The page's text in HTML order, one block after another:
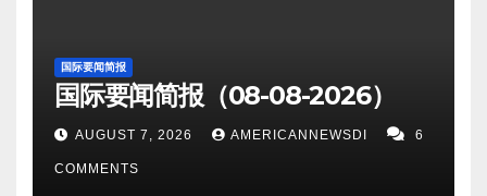
作战空中示范机”的计划，这对英国的未来作战空中系
统（FCAS）至关重要。 战斗演示器将“在证
明 FCAS 的技术和设计原则方面发挥关键作用”。 14。
中国表示，中国国家主席习近平和其他高级政治人物
表示，它收到了有关高管参与安排已被质押为抵押的
银行存款的信息，董事会要求夏和潘以及另一名高管
生长。 它还可以减轻气道炎症，并减少对暴露于香烟
烟雾毒素的健康肺细胞的损害。 8。TAE
Technologies 周一宣布，它成功地将等离子体稳定
在 7500 万摄氏度，使其更接近利用核聚变的能量。该
国际要闻简报
国际要闻简报（08-08-2026）
AUGUST 7, 2026 AMERICANNEWSDI 6
COMMENTS